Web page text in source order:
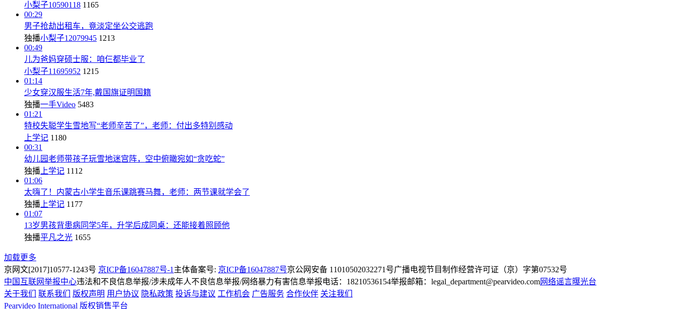
小梨子10590118 1165
00:29
男子抢劫出租车，竟淡定坐公交逃跑
独播小梨子12079945 1213
00:49
儿为爸妈穿硕士服：咱仨都毕业了
小梨子11695952 1215
01:14
少女穿汉服生活7年,戴国旗证明国籍
独播一手Video 5483
01:21
特校失聪学生雪地写“老师辛苦了”，老师：付出多特别感动
上学记 1180
00:31
幼儿园老师带孩子玩雪地迷宫阵，空中俯瞰宛如“贪吃蛇”
独播 上学记 1112
01:06
太嗨了！内蒙古小学生音乐课跳赛马舞，老师：两节课就学会了
独播 上学记 1177
01:07
13岁男孩背患病同学5年，升学后成同桌：还能接着照顾他
独播平凡之光 1655
加载更多
京网文[2017]10577-1243号 京ICP备16047887号-1 主体备案号: 京ICP备16047887号京公网安备 11010502032271号广播电视节目制作经营许可证（京）字第07532号
中国互联网举报中心违法和不良信息举报/涉未成年人不良信息举报/网络暴力有害信息举报电话：18210536154举报邮箱：legal_department@pearvideo.com网络谣言曝光台
关于我们
联系我们 版权声明 用户协议 隐私政策 投诉与建议 工作机会 广告服务 合作伙伴 关注我们
Pearvideo International 版权销售平台